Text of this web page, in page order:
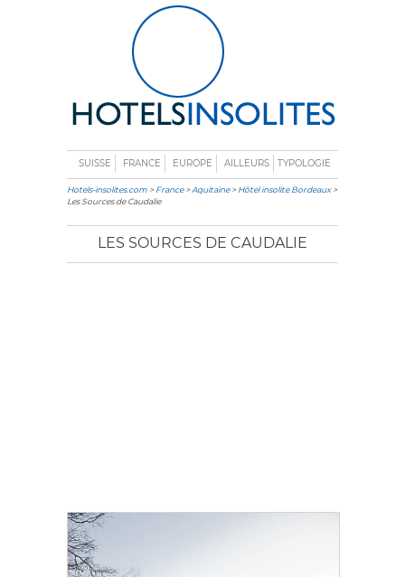
SUISSE FRANCE EUROPE AILLEURS TYPOLOGIE
Hotels-insolites.com >France>Aquitaine>Hôtel insolite Bordeaux>
Les Sources de Caudalie
LES SOURCES DE CAUDALIE